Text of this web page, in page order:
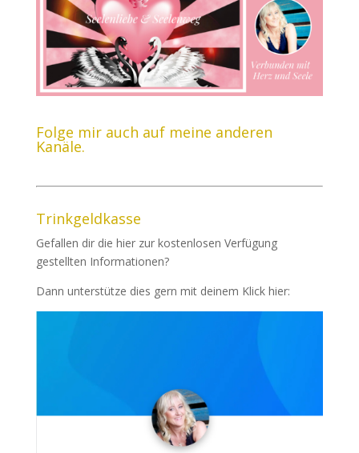
Folge mir auch auf meine anderen
Kanäle.
Trinkgeldkasse
Gefallen dir die hier zur kostenlosen Verfügung
gestellten Informationen?
Dann unterstütze dies gern mit deinem Klick hier: